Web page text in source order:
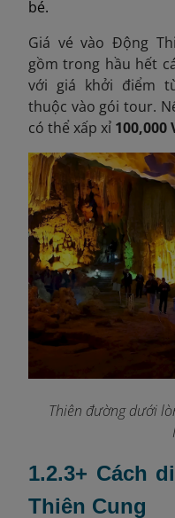
bé.
Giá vé vào Động
gồm trong hầu hết
với giá khởi điểm
thuộc vào gói tour.
có thể xấp xỉ 100,000
Thiên đường dưới
1.2.3+ Cách
Thiên Cung